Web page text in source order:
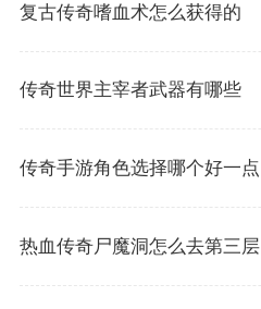
复古传奇嗜血术怎么获得的
传奇世界主宰者武器有哪些
传奇手游角色选择哪个好一点
热血传奇尸魔洞怎么去第三层